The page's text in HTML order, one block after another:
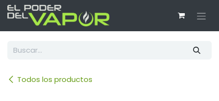
Ir al contenido
Todos los productos